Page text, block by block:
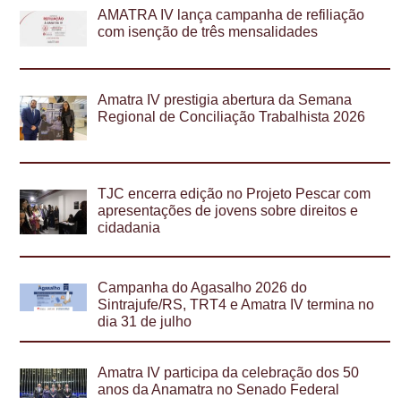
AMATRA IV lança campanha de refiliação
com isenção de três mensalidades
Amatra IV prestigia abertura da Semana
Regional de Conciliação Trabalhista 2026
TJC encerra edição no Projeto Pescar com
apresentações de jovens sobre direitos e
cidadania
Campanha do Agasalho 2026 do
Sintrajufe/RS, TRT4 e Amatra IV termina no
dia 31 de julho
Amatra IV participa da celebração dos 50
anos da Anamatra no Senado Federal